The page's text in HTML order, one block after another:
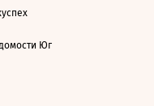
Юг